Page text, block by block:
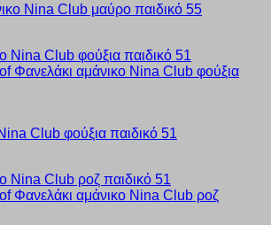
Nina Club μαύρο παιδικό 55
Club φούξια παιδικό 51